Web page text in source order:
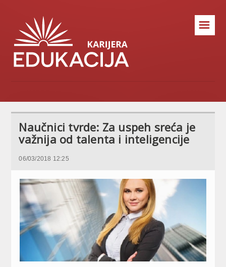
☰
Naučnici tvrde: Za uspeh sreća je
važnija od talenta i inteligencije
06/03/2018 12:25